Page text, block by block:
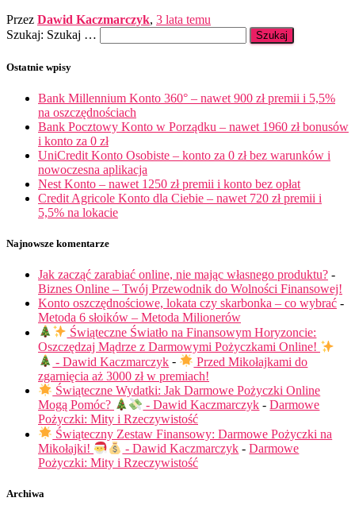
Przez Dawid Kaczmarczyk, 3 lata temu
Szukaj: Szukaj …
Ostatnie wpisy
Bank Millennium Konto 360° – nawet 900 zł premii i 5,5%
na oszczędnościach
Bank Pocztowy Konto w Porządku – nawet 1960 zł bonusów
i konto za 0 zł
UniCredit Konto Osobiste – konto za 0 zł bez warunków i
nowoczesna aplikacja
Nest Konto – nawet 1250 zł premii i konto bez opłat
Credit Agricole Konto dla Ciebie – nawet 720 zł premii i
5,5% na lokacie
Najnowsze komentarze
Jak zacząć zarabiać online, nie mając własnego produktu? -
Biznes Online – Twój Przewodnik do Wolności Finansowej!
Konto oszczędnościowe, lokata czy skarbonka – co wybrać -
Metoda 6 słoików – Metoda Milionerów
Świąteczne Światło na Finansowym Horyzoncie:
Oszczędzaj Mądrze z Darmowymi Pożyczkami Online!
- Dawid Kaczmarczyk -
Przed Mikołajkami do
zgarnięcia aż 3000 zł w premiach!
Świąteczne Wydatki: Jak Darmowe Pożyczki Online
Mogą Pomóc?
- Dawid Kaczmarczyk -Darmowe
Pożyczki: Mity i Rzeczywistość
Świąteczny Zestaw Finansowy: Darmowe Pożyczki na
Mikołajki!
- Dawid Kaczmarczyk -Darmowe
Pożyczki: Mity i Rzeczywistość
Archiwa